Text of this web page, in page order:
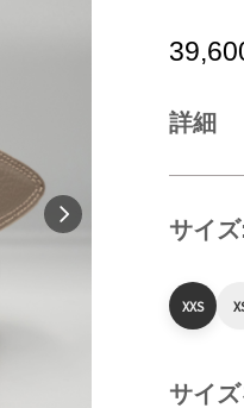
詳細
サイ
XXS
サイ